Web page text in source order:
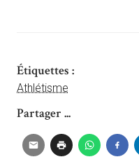
Étiquettes :
Athlétisme
Partager ...